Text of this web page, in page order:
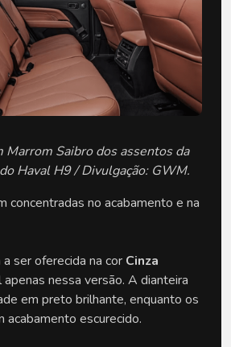
Saibro dos assentos da
Haval H9 / Divulgação: GWM.
concentradas no acabamento e na
ser oferecida na cor Cinza
apenas nessa versão. A dianteira
em preto brilhante, enquanto os
escurecido.